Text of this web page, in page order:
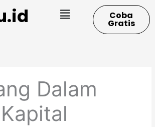
Menu Coba
Gratis
Dalam